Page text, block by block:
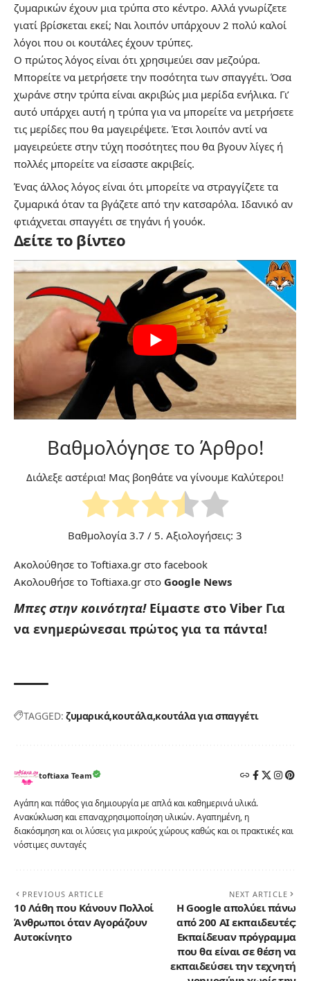
ζυμαρικών έχουν μια τρύπα στο κέντρο. Αλλά γνωρίζετε
γιατί βρίσκεται εκεί; Ναι λοιπόν υπάρχουν 2 πολύ καλοί
λόγοι που οι κουτάλες έχουν τρύπες.
Ο πρώτος λόγος είναι ότι χρησιμεύει σαν μεζούρα.
Μπορείτε να μετρήσετε την ποσότητα των σπαγγέτι. Όσα
χωράνε στην τρύπα είναι ακριβώς μια μερίδα ενήλικα. Γι’
αυτό υπάρχει αυτή η τρύπα για να μπορείτε να μετρήσετε
τις μερίδες που θα μαγειρέψετε. Έτσι λοιπόν αντί να
μαγειρεύετε στην τύχη ποσότητες που θα βγουν λίγες ή
πολλές μπορείτε να είσαστε ακριβείς.
Ένας άλλος λόγος είναι ότι μπορείτε να στραγγίζετε τα
ζυμαρικά όταν τα βγάζετε από την κατσαρόλα. Ιδανικό αν
φτιάχνεται σπαγγέτι σε τηγάνι ή γουόκ.
Δείτε το βίντεο
Βαθμολόγησε το Άρθρο!
Διάλεξε αστέρια! Μας βοηθάτε να γίνουμε Καλύτεροι!
Βαθμολογία 3.7 / 5. Αξιολογήσεις: 3
Ακολούθησε το Toftiaxa.gr στο facebook
Ακολουθήσε το Toftiaxa.gr στο Google News
Μπες στην κοινότητα! Είμαστε στο Viber Για
να ενημερώνεσαι πρώτος για τα πάντα!
TAGGED: ζυμαρικά κουτάλα κουτάλα για σπαγγέτι
toftiaxa Team
Αγάπη και πάθος για δημιουργία με απλά και καθημερινά υλικά.
Ανακύκλωση και επαναχρησιμοποίηση υλικών. Αγαπημένη, η
διακόσμηση και οι λύσεις για μικρούς χώρους καθώς και οι πρακτικές και
νόστιμες συνταγές
PREVIOUS ARTICLE
10 Λάθη που Κάνουν Πολλοί
Άνθρωποι όταν Αγοράζουν
Αυτοκίνητο
NEXT ARTICLE
Η Google απολύει πάνω
από 200 AI εκπαιδευτές:
Εκπαίδευαν πρόγραμμα
που θα είναι σε θέση να
εκπαιδεύσει την τεχνητή